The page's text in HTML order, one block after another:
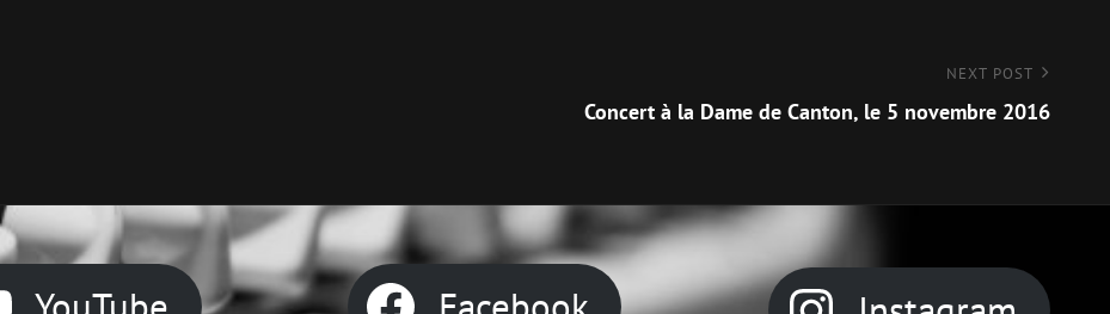
NEXT POST
Concert à la Dame de Canton, le 5 novembre 2016